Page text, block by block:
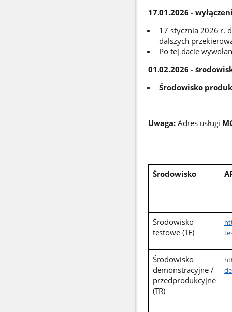
17.01.2026 -
17 stycznia 2026 r.
dalszych
Po tej dacie
01.02.2026 -
Środowisko
Uwaga:Adres usługi
Środowisko
Środowisko
testowe (TE)
Środowisko
demonstracyjne /
przedprodukcyjne
(TR)